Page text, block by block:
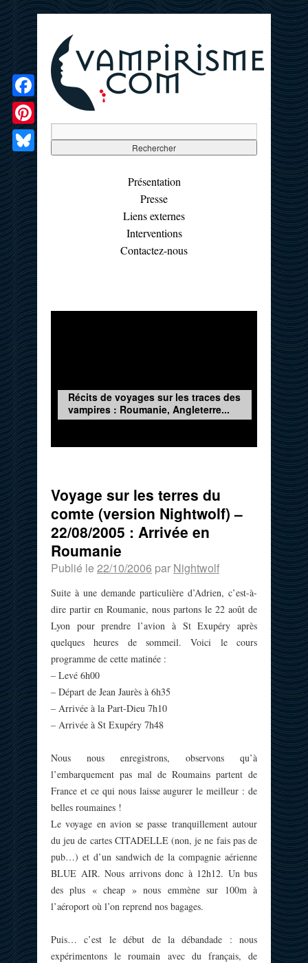
Présentation
Presse
Liens externes
Interventions
Contactez-nous
Récits de voyages sur les traces des
vampires : Roumanie, Angleterre...
Voyage sur les terres du
comte (version Nightwolf) –
22/08/2005 : Arrivée en
Roumanie
Publié le 22/10/2006 par Nightwolf
Suite à une demande particulière d’Adrien, c’est-à-
dire partir en Roumanie, nous partons le 22 août de
Lyon pour prendre l’avion à St Exupéry après
quelques heures de sommeil. Voici le cours
programme de cette matinée :
– Levé 6h00
– Départ de Jean Jaurès à 6h35
– Arrivée à la Part-Dieu 7h10
– Arrivée à St Exupéry 7h48
Nous nous enregistrons, observons qu’à
l’embarquement pas mal de Roumains partent de
France et ce qui nous laisse augurer le meilleur : de
belles roumaines !
Le voyage en avion se passe tranquillement autour
du jeu de cartes CITADELLE (non, je ne fais pas de
pub…) et d’un sandwich de la compagnie aérienne
BLUE AIR. Nous arrivons donc à 12h12. Un bus
des plus « cheap » nous emmène sur 100m à
l’aéroport où l’on reprend nos bagages.
Puis… c’est le début de la débandade : nous
expérimentons le roumain avec du français, de
Facebook
Pinterest
Bluesky